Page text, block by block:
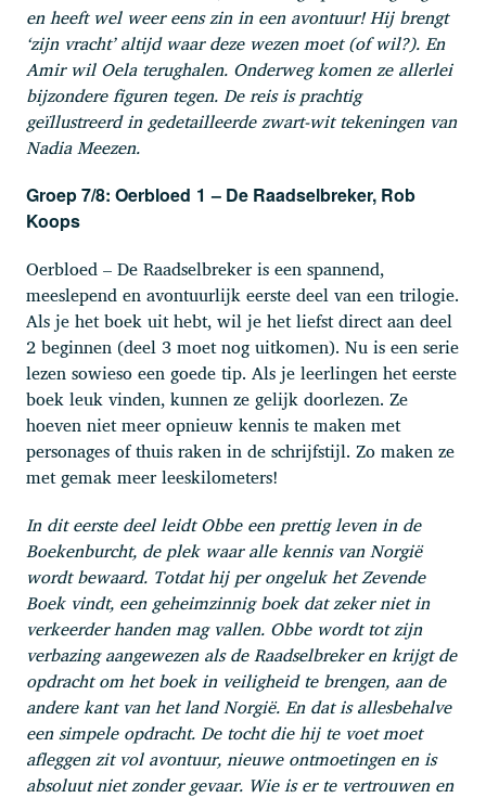
en heeft wel weer eens zin in een avontuur! Hij brengt
‘zijn vracht’ altijd waar deze wezen moet (of wil?). En
Amir wil Oela terughalen. Onderweg komen ze allerlei
bijzondere figuren tegen. De reis is prachtig
geïllustreerd in gedetailleerde zwart-wit tekeningen van
Nadia Meezen.
Groep 7/8: Oerbloed 1 – De Raadselbreker, Rob
Koops
Oerbloed – De Raadselbreker is een spannend,
meeslepend en avontuurlijk eerste deel van een trilogie.
Als je het boek uit hebt, wil je het liefst direct aan deel
2 beginnen (deel 3 moet nog uitkomen). Nu is een serie
lezen sowieso een goede tip. Als je leerlingen het eerste
boek leuk vinden, kunnen ze gelijk doorlezen. Ze
hoeven niet meer opnieuw kennis te maken met
personages of thuis raken in de schrijfstijl. Zo maken ze
met gemak meer leeskilometers!
In dit eerste deel leidt Obbe een prettig leven in de
Boekenburcht, de plek waar alle kennis van Norgië
wordt bewaard. Totdat hij per ongeluk het Zevende
Boek vindt, een geheimzinnig boek dat zeker niet in
verkeerder handen mag vallen. Obbe wordt tot zijn
verbazing aangewezen als de Raadselbreker en krijgt de
opdracht om het boek in veiligheid te brengen, aan de
andere kant van het land Norgië. En dat is allesbehalve
een simpele opdracht. De tocht die hij te voet moet
afleggen zit vol avontuur, nieuwe ontmoetingen en is
absoluut niet zonder gevaar. Wie is er te vertrouwen en